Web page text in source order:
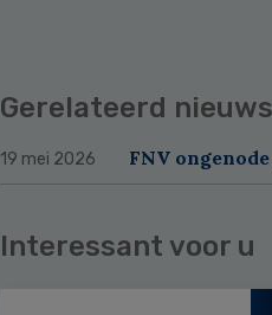
Gerelateerd nieuws
19 mei 2026 FNV
Interessant voor u